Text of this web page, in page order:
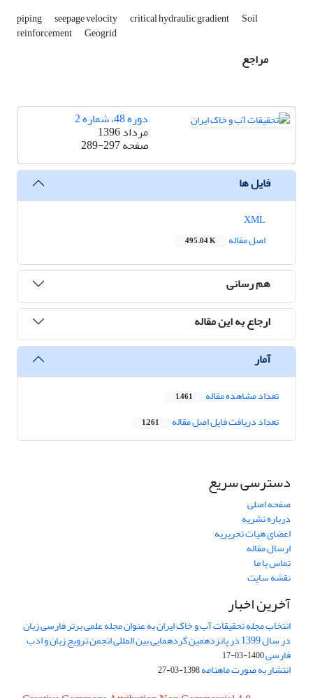
piping seepage velocity critical hydraulic gradient Soil
reinforcement Geogrid
مراجع
دوره 48، شماره 2
مرداد 1396
صفحه289-297
فایل ها
اصل مقاله
495.04 K
هم رسانی
ارجاع به این مقاله
آمار
تعداد مشاهده مقاله 1,461
تعداد دریافت فایل اصل مقاله 1,261
دسترسی سریع
صفحه اصلی
درباره نشریه
اعضای هیات تحریریه
ارسال مقاله
تماس با ما
نقشه سایت
آخرین اخبار
انتخاب مجله تحقیقات آب و خاک ایران به عنوان مجله علمی برتر فارسی زبان
در سال 1399 در پانزدهمین گردهمایی بین المللی انجمن ترویج زبان و ادب
فارسی1400-03-17
انتشار به صورت ماهنامه1398-03-27